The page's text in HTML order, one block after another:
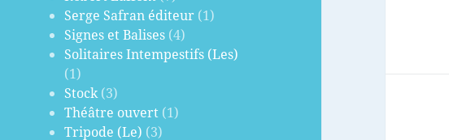
Serge Safran éditeur (1)
Signes et Balises (4)
Solitaires Intempestifs (Les)
(1)
Stock(3)
Théâtre ouvert (1)
Tripode (Le) (3)